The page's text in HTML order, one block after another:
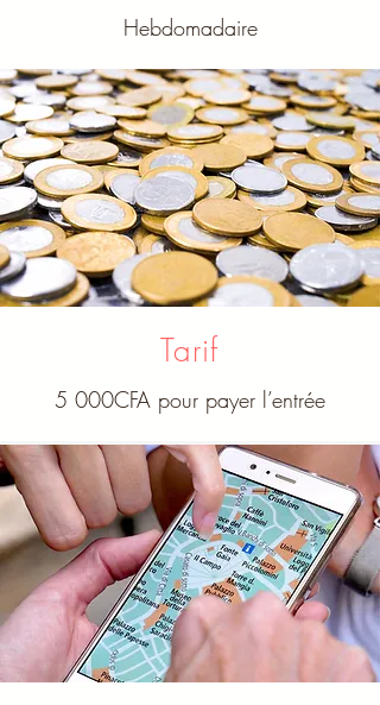
Hebdomadaire
Tarif
5 000CFA pour payer l’entrée